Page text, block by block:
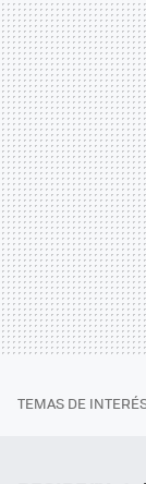
TEMAS DE